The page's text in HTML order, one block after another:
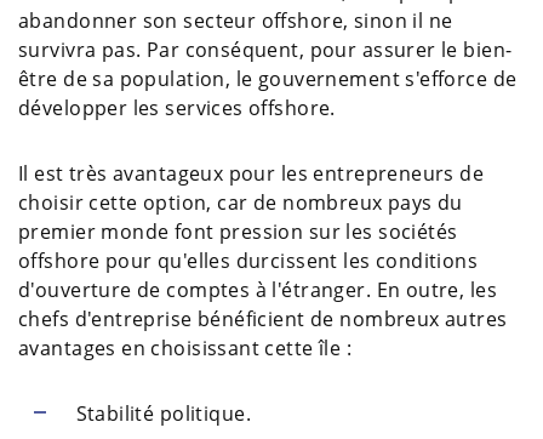
abandonner son secteur offshore, sinon il ne
survivra pas. Par conséquent, pour assurer le bien-
être de sa population, le gouvernement s'efforce de
développer les services offshore.
Il est très avantageux pour les entrepreneurs de
choisir cette option, car de nombreux pays du
premier monde font pression sur les sociétés
offshore pour qu'elles durcissent les conditions
d'ouverture de comptes à l'étranger. En outre, les
chefs d'entreprise bénéficient de nombreux autres
avantages en choisissant cette île :
Stabilité politique.